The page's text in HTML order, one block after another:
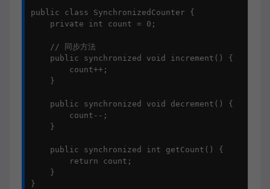
public class SynchronizedCounter {
    private int count = 0;
    // 同步方法
    public synchronized void increment() {
        count++;
    }
    public synchronized void decrement() {
        count--;
    }
    public synchronized int getCount() {
        return count;
    }
}